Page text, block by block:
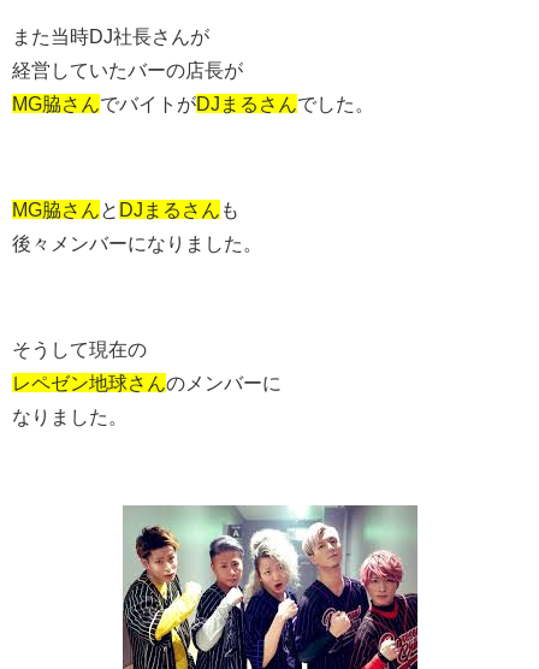
また当時DJ社長さんが
経営していたバーの店長が
MG脇さん でバイトがDJまるさん でした。
MG脇さん と DJまるさん も
後々メンバーになりました。
そうして現在の
レペゼン地球さん のメンバーに
なりました。